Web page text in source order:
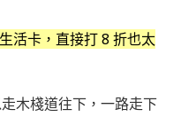
活卡，直接打 8 折也太
木棧道往下，一路走下